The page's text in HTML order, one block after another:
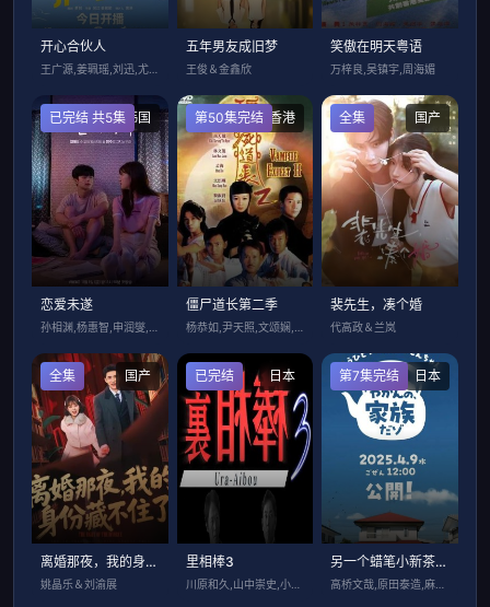
开心合伙人 五年男友成旧梦
王俊＆金鑫欣
笑傲在明天粤语
万梓良,吴镇宇,周海媚
韩国
已完结 共5集
恋爱未遂
香港
第50集完结
僵尸道长第二季
国产
全集
裴先生，凑个婚
代高政＆兰岚
国产
全集
离婚那夜，我的身份藏不住了
姚晶乐＆刘渝展
日本
已完结
里相棒3
川原和久,山中崇史,小野了,片桐龙次
日本
第7集完结
另一个蜡笔小新茶壶家族登场了喔～！第一季